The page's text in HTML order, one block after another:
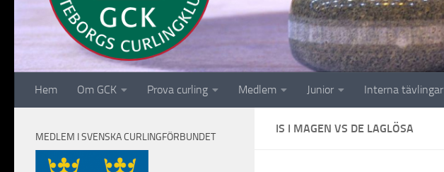
Hem Om GCK Prova curling Medlem Junior Interna tävlingar
IS I MAGEN VS DE LAGLÖSA
MEDLEM I SVENSKA CURLINGFÖRBUNDET